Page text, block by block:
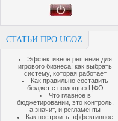
СТАТЬИ ПРО UCOZ
Эффективное решение для
игрового бизнеса: как выбрать
систему, которая работает
Как правильно составить
бюджет с помощью ЦФО
Что главное в
бюджетировании, это контроль,
а значит, и регламенты
Как построить эффективное